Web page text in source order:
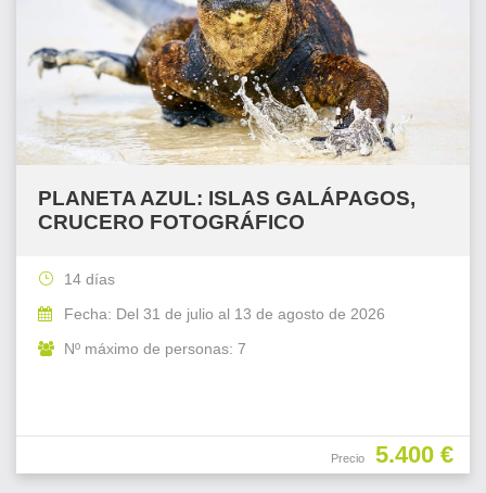
PLANETA AZUL: ISLAS GALÁPAGOS,
CRUCERO FOTOGRÁFICO
Precio 5.400 €
14 días
Fecha: Del 31 de julio al 13 de agosto de 2026
Nº máximo de personas: 7